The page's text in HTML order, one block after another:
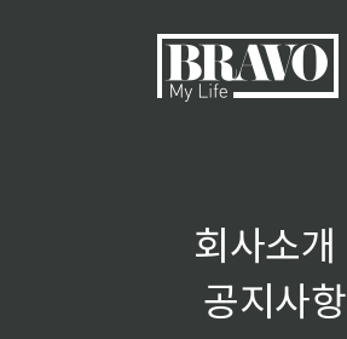
회사소개
공지사항